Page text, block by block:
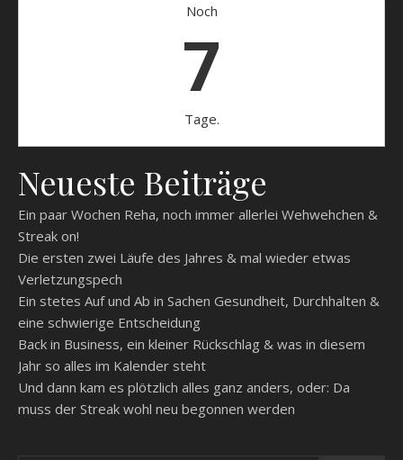
Noch
7
Tage.
Neueste Beiträge
Ein paar Wochen Reha, noch immer allerlei Wehwehchen &
Streak on!
Die ersten zwei Läufe des Jahres & mal wieder etwas
Verletzungspech
Ein stetes Auf und Ab in Sachen Gesundheit, Durchhalten &
eine schwierige Entscheidung
Back in Business, ein kleiner Rückschlag & was in diesem
Jahr so alles im Kalender steht
Und dann kam es plötzlich alles ganz anders, oder: Da
muss der Streak wohl neu begonnen werden